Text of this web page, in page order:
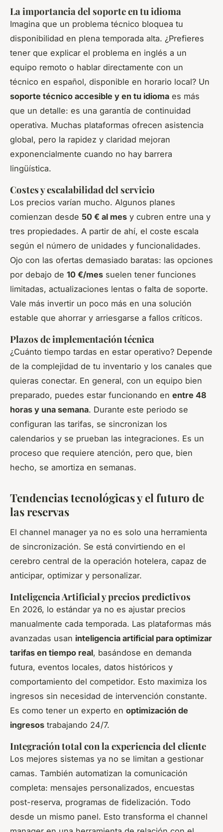
La importancia del soporte en tu idioma
Imagina que un problema técnico bloquea tu
disponibilidad en plena temporada alta. ¿Prefieres
tener que explicar el problema en inglés a un
equipo remoto o hablar directamente con un
técnico en español, disponible en horario local? Un
soporte técnico accesible y en tu idioma es más
que un detalle: es una garantía de continuidad
operativa. Muchas plataformas ofrecen asistencia
global, pero la rapidez y claridad mejoran
exponencialmente cuando no hay barrera
lingüística.
Costes y escalabilidad del servicio
Los precios varían mucho. Algunos planes
comienzan desde 50 € al mes y cubren entre una y
tres propiedades. A partir de ahí, el coste escala
según el número de unidades y funcionalidades.
Ojo con las ofertas demasiado baratas: las opciones
por debajo de 10 €/mes suelen tener funciones
limitadas, actualizaciones lentas o falta de soporte.
Vale más invertir un poco más en una solución
estable que ahorrar y arriesgarse a fallos críticos.
Plazos de implementación técnica
¿Cuánto tiempo tardas en estar operativo? Depende
de la complejidad de tu inventario y los canales que
quieras conectar. En general, con un equipo bien
preparado, puedes estar funcionando en entre 48
horas y una semana. Durante este periodo se
configuran las tarifas, se sincronizan los
calendarios y se prueban las integraciones. Es un
proceso que requiere atención, pero que, bien
hecho, se amortiza en semanas.
Tendencias tecnológicas y el futuro de
las reservas
El channel manager ya no es solo una herramienta
de sincronización. Se está convirtiendo en el
cerebro central de la operación hotelera, capaz de
anticipar, optimizar y personalizar.
Inteligencia Artificial y precios predictivos
En 2026, lo estándar ya no es ajustar precios
manualmente cada temporada. Las plataformas más
avanzadas usan inteligencia artificial para optimizar
tarifas en tiempo real, basándose en demanda
futura, eventos locales, datos históricos y
comportamiento del competidor. Esto maximiza los
ingresos sin necesidad de intervención constante.
Es como tener un experto en optimización de
ingresos trabajando 24/7.
Integración total con la experiencia del cliente
Los mejores sistemas ya no se limitan a gestionar
camas. También automatizan la comunicación
completa: mensajes personalizados, encuestas
post-reserva, programas de fidelización. Todo
desde un mismo panel. Esto transforma el channel